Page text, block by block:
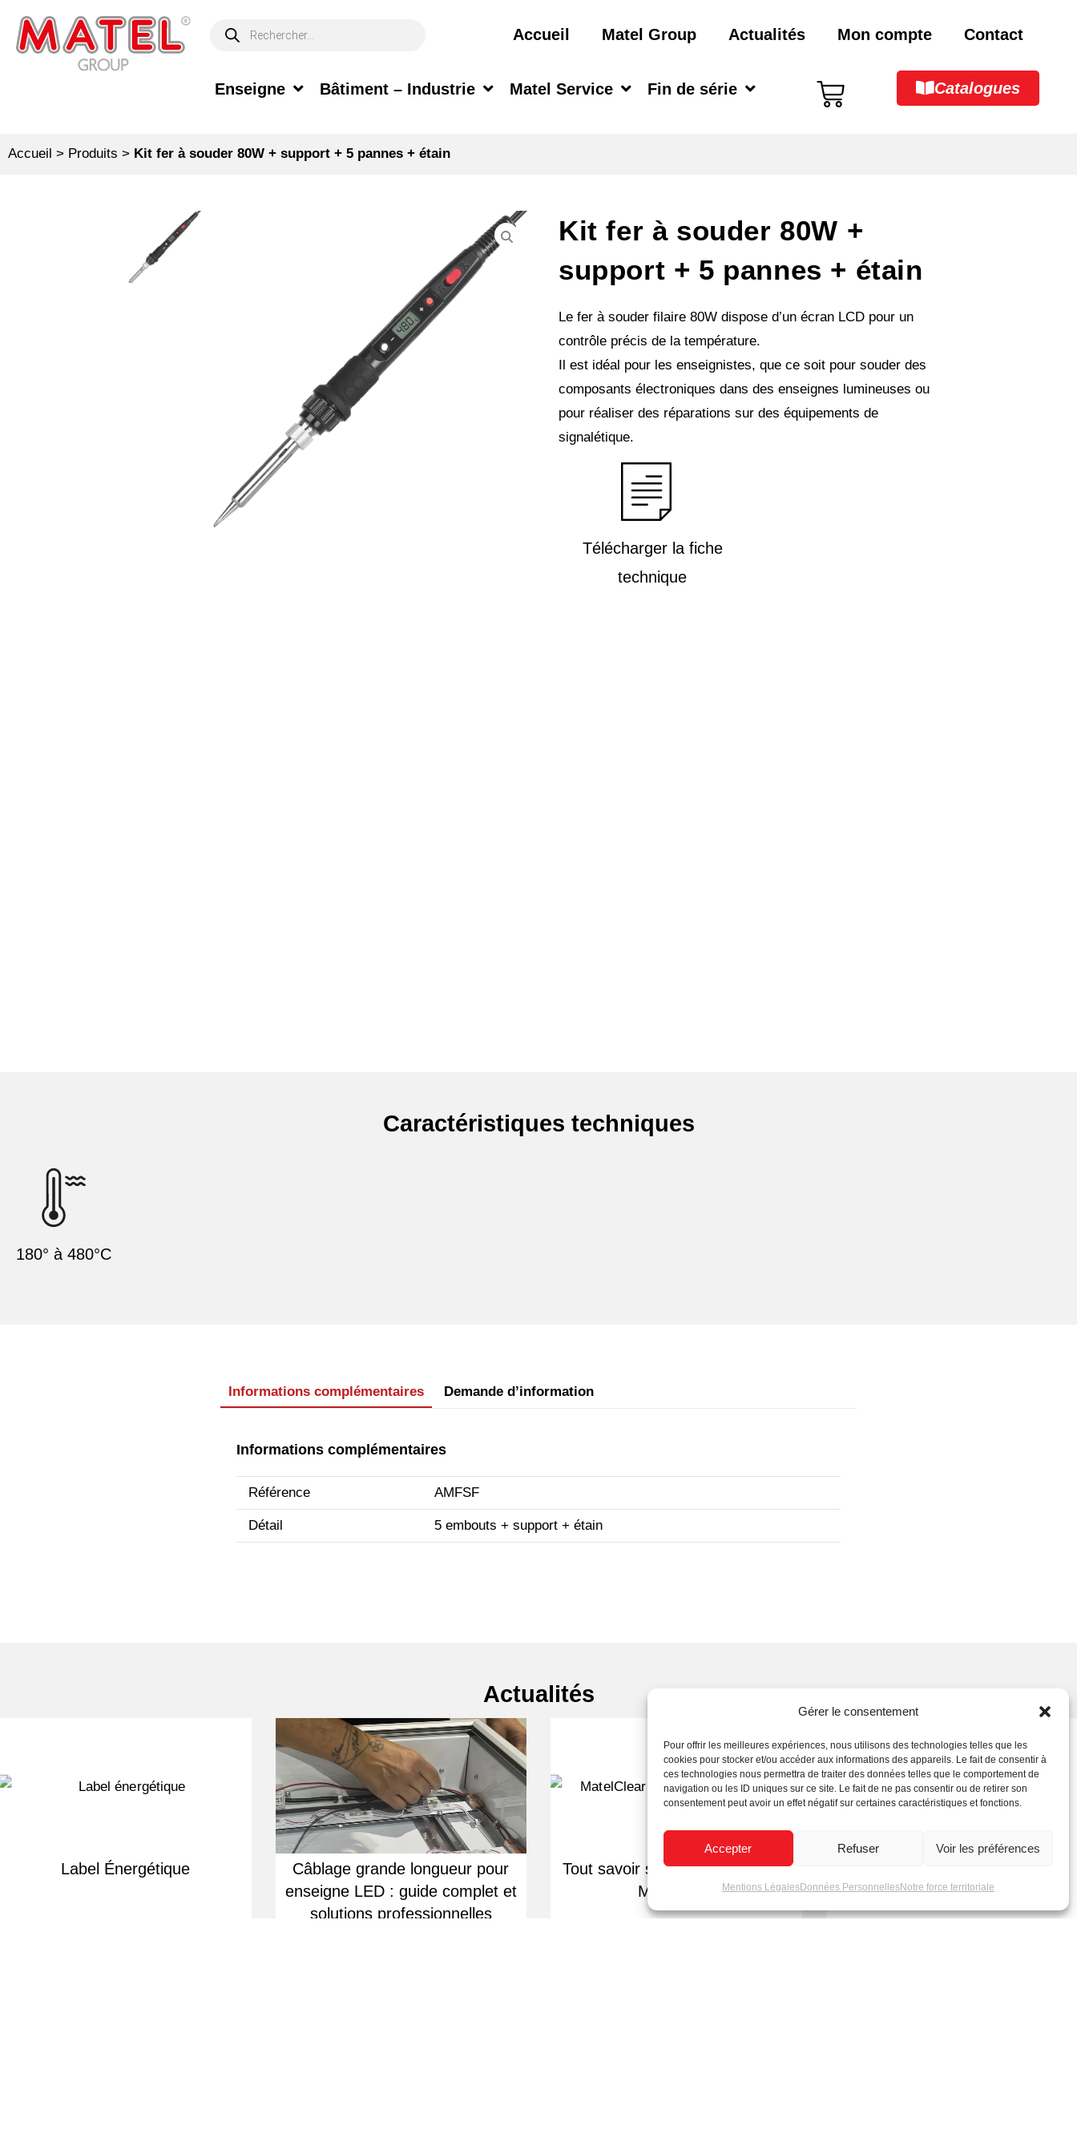
Gérer le consentement
Pour offrir les meilleures expériences, nous utilisons des technologies telles que les
cookies pour stocker et/ou accéder aux informations des appareils. Le fait de consentir à
ces technologies nous permettra de traiter des données telles que le comportement de
navigation ou les ID uniques sur ce site. Le fait de ne pas consentir ou de retirer son
consentement peut avoir un effet négatif sur certaines caractéristiques et fonctions.
Accepter Refuser Voir les préférences
Mentions LégalesDonnées PersonnellesNotre force territoriale
Accueil Matel Group Actualités Mon compte Contact
Enseigne Bâtiment – Industrie Matel Service Fin de série Catalogues
Accueil > Produits > Kit fer à souder 80W + support + 5 pannes + étain
Kit fer à souder 80W +
support + 5 pannes + étain
Le fer à souder filaire 80W dispose d’un écran LCD pour un
contrôle précis de la température.
Il est idéal pour les enseignistes, que ce soit pour souder des
composants électroniques dans des enseignes lumineuses ou
pour réaliser des réparations sur des équipements de
signalétique.
Télécharger la fiche
technique
Caractéristiques techniques
180° à 480°C
Informations complémentaires Demande d’information
Informations complémentaires
Référence AMFSF
Détail 5 embouts + support + étain
Actualités
Label Énergétique
Câblage grande longueur pour
enseigne LED : guide complet et
solutions professionnelles
Tout savoir sur le polycarbonate
MatelClear